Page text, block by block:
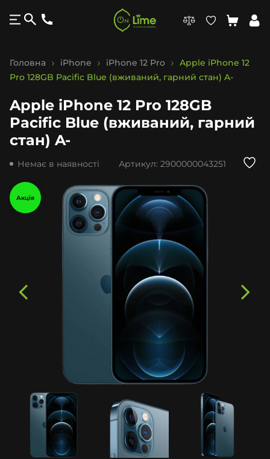
Головна iPhone iPhone 12 Pro
Apple iPhone 12
Pro 128GB Pacific Blue (вживаний, гарний стан) A-
Apple iPhone 12 Pro 128GB
Pacific Blue (вживаний, гарний
стан) A-
Немає в наявності Артикул: 2900000043251
Акція